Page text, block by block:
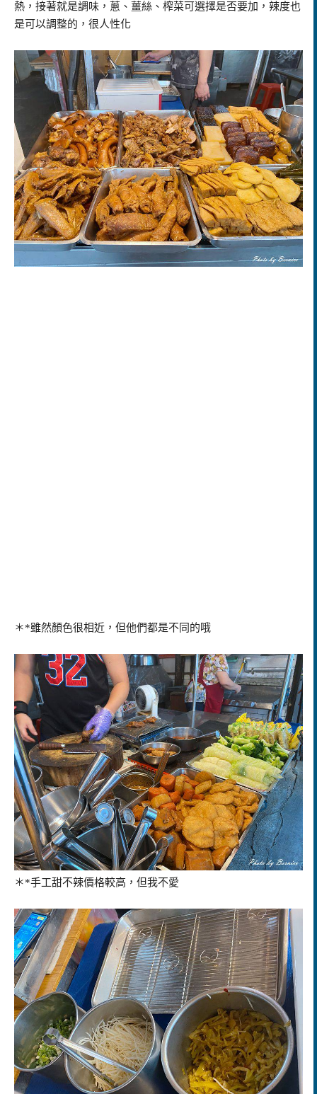
熱，接著就是調味，蔥、薑絲、榨菜可選擇是否要加，辣度也
是可以調整的，很人性化
＊*雖然顏色很相近，但他們都是不同的哦
＊*手工甜不辣價格較高，但我不愛